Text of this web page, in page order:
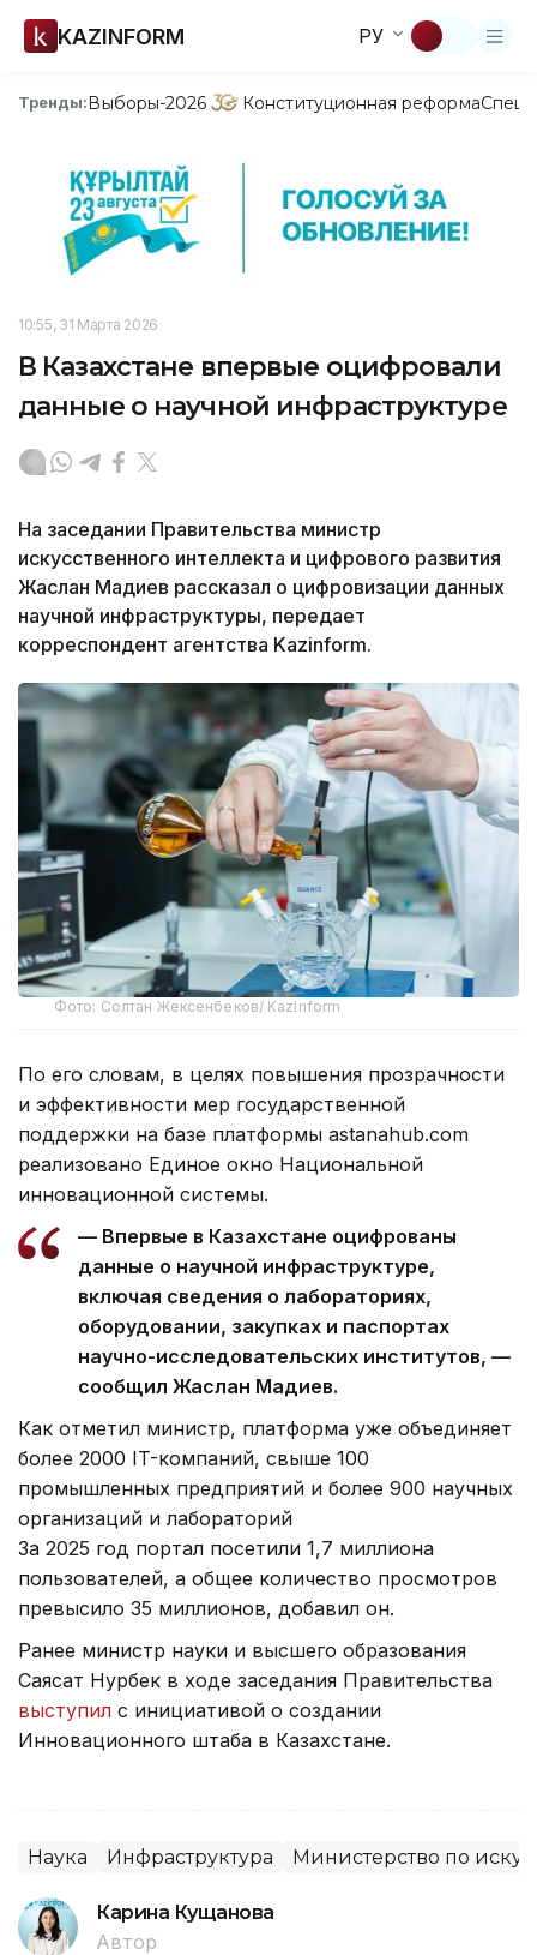
KAZINFORM РУ
Тренды:Выборы-2026 Конституционная реформа
10:55, 31 Марта 2026
В Казахстане впервые оцифровали
данные о научной инфраструктуре
На заседании Правительства министр
искусственного интеллекта и цифрового развития
Жаслан Мадиев рассказал о цифровизации данных
научной инфраструктуры, передает
корреспондент агентства Kazinform.
Фото: Солтан Жексенбеков/ Kazinform
По его словам, в целях повышения прозрачности
и эффективности мер государственной
поддержки на базе платформы astanahub.com
реализовано Единое окно Национальной
инновационной системы.
— Впервые в Казахстане оцифрованы
данные о научной инфраструктуре,
включая сведения о лабораториях,
оборудовании, закупках и паспортах
научно-исследовательских институтов, —
сообщил Жаслан Мадиев.
Как отметил министр, платформа уже объединяет
более 2000 IT-компаний, свыше 100
промышленных предприятий и более 900 научных
организаций и лабораторий
За 2025 год портал посетили 1,7 миллиона
пользователей, а общее количество просмотров
превысило 35 миллионов, добавил он.
Ранее министр науки и высшего образования
Саясат Нурбек в ходе заседания Правительства
выступил с инициативой о создании
Инновационного штаба в Казахстане.
Наука Инфраструктура Министерство по
Карина Кущанова
Автор